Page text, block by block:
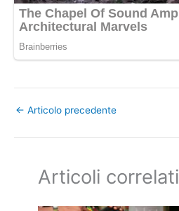
← Articolo precedente
Articoli correlati